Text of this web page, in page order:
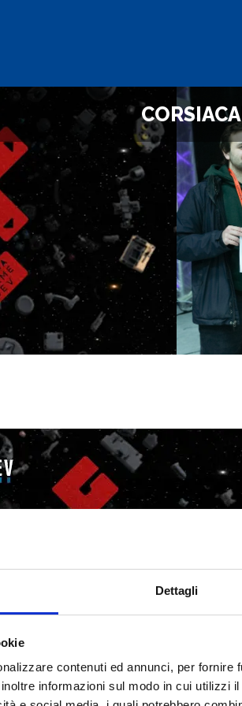
Dettagli
contenuti ed annunci, per fornire
informazioni sul modo in cui utilizzi
CORSI